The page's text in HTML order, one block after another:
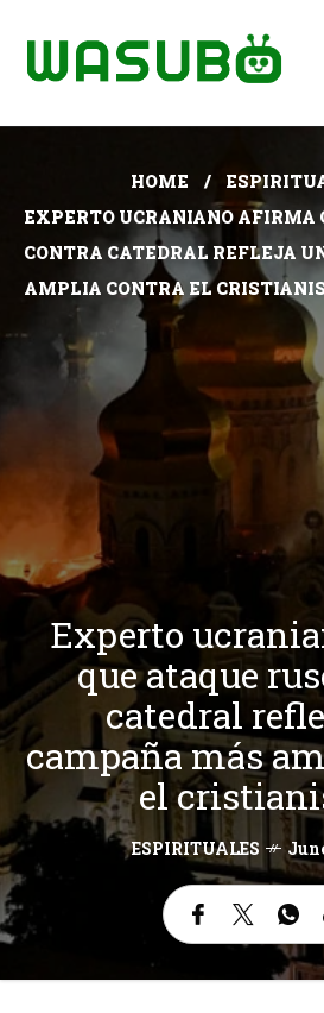
HOME
EXPERTO UCRANIANO AFIRMA
CONTRA CATEDRAL REFLEJA
AMPLIA CONTRA EL
Experto
que ataque
catedral
campaña más
el
ESPIRITUALES